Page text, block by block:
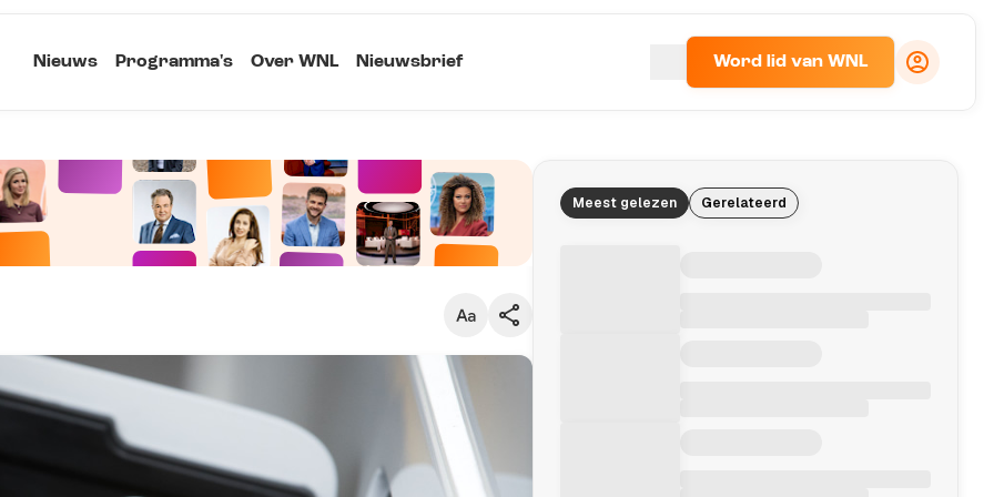
Nieuws Programma's Over WNL Nieuwsbrief Word lid van WNL
Klein
Standaard
Groot
Kopieer link
Meest gelezen Gerelateerd